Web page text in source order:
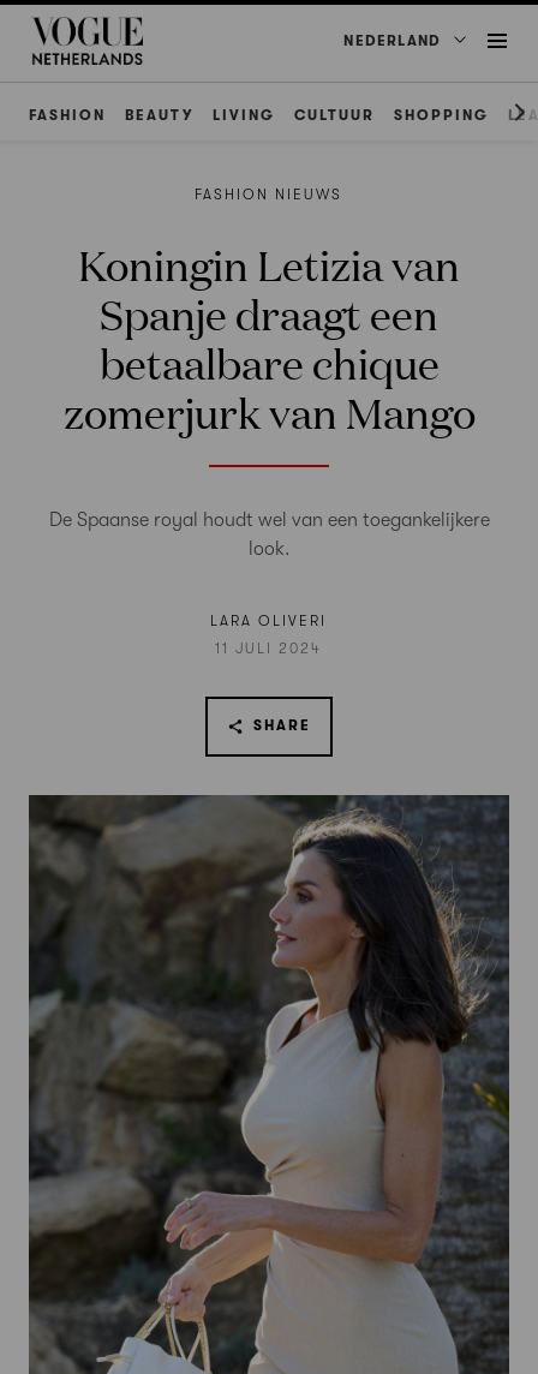
NEDERLAND
FASHION BEAUTY LIVING CULTUUR SHOPPING
FASHION NIEUWS
Koningin Letizia van
Spanje draagt een
betaalbare chique
zomerjurk van Mango
De Spaanse royal houdt wel van een toegankelijkere
look.
LARA OLIVERI
11 JULI 2024
SHARE